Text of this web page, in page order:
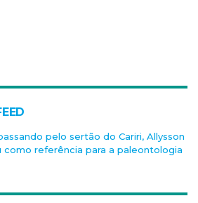
pelo sertão do Cariri, Allysson
como referência para a paleontologia